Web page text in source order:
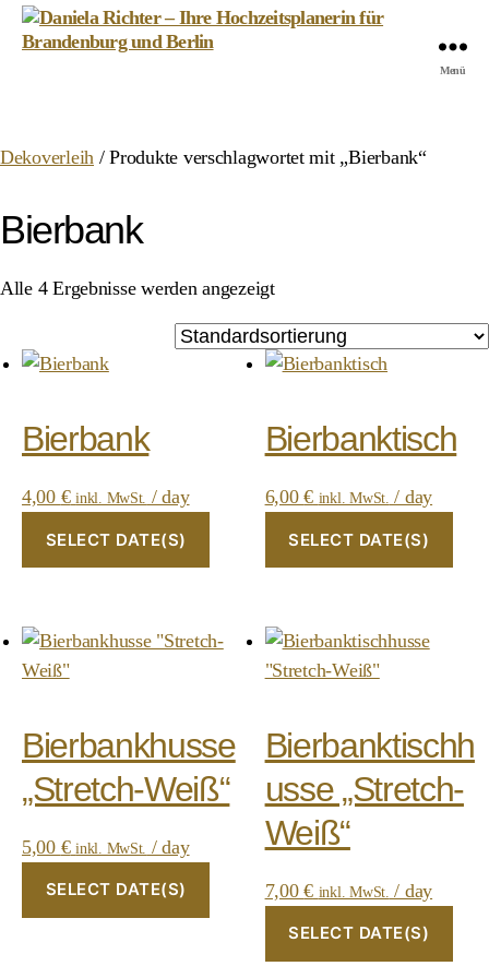
Hochzeitsplanerin
und
Menü
Dekoverleih / Produkte verschlagwortet mit „Bierbank“
Bierbank
Alle 4 Ergebnisse werden angezeigt
Bierbank
4,00 € inkl. MwSt. / day
SELECT DATE(S)
Bierbanktisch
6,00€ inkl. MwSt. / day
SELECT DATE(S)
Bierbankhusse
„Stretch-Weiß“
5,00 € inkl. MwSt. / day
SELECT DATE(S)
Bierbanktischh
usse „Stretch-
Weiß“
7,00€ inkl. MwSt. / day
SELECT DATE(S)